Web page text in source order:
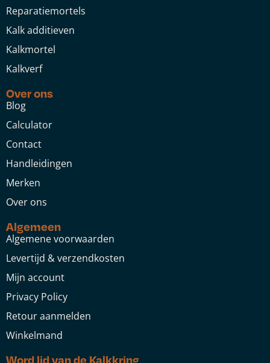
Reparatiemortels
Kalk additieven
Kalkmortel
Kalkverf
Over ons
Blog
Calculator
Contact
Handleidingen
Merken
Over ons
Algemeen
Algemene voorwaarden
Levertijd & verzendkosten
Mijn account
Privacy Policy
Retour aanmelden
Winkelmand
Word lid van de Kalkkring